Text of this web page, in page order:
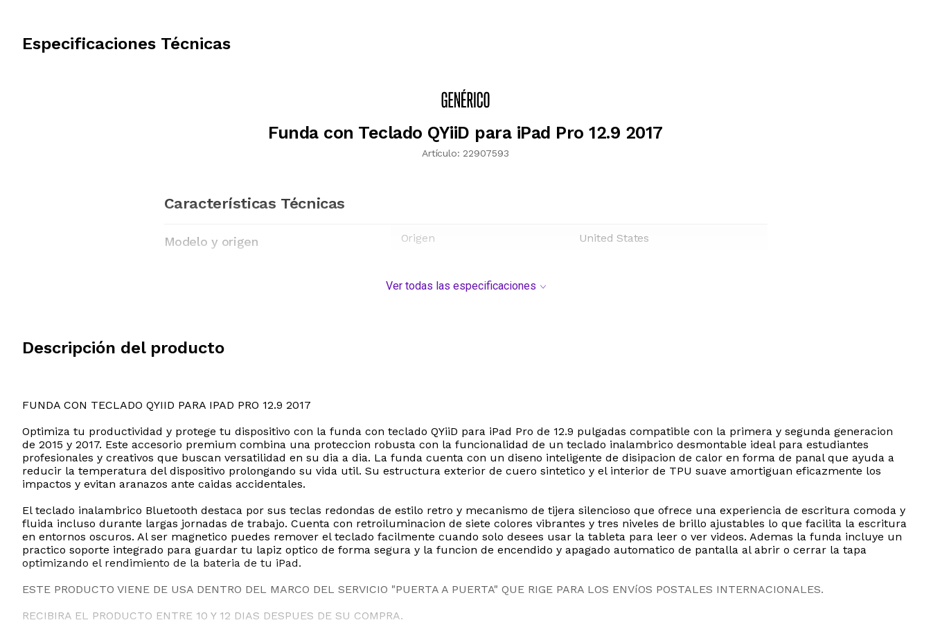
Especificaciones Técnicas
Funda con Teclado QYiiD para iPad Pro 12.9 2017
Artículo: 22907593
Características Técnicas
Modelo y origen Origen United States
Ver todas las especificaciones
Descripción del producto
FUNDA CON TECLADO QYIID PARA IPAD PRO 12.9 2017
Optimiza tu productividad y protege tu dispositivo con la funda con teclado QYiiD para iPad Pro de 12.9 pulgadas compatible con la primera y segunda generacion
de 2015 y 2017. Este accesorio premium combina una proteccion robusta con la funcionalidad de un teclado inalambrico desmontable ideal para estudiantes
profesionales y creativos que buscan versatilidad en su dia a dia. La funda cuenta con un diseno inteligente de disipacion de calor en forma de panal que ayuda a
reducir la temperatura del dispositivo prolongando su vida util. Su estructura exterior de cuero sintetico y el interior de TPU suave amortiguan eficazmente los
impactos y evitan aranazos ante caidas accidentales.
El teclado inalambrico Bluetooth destaca por sus teclas redondas de estilo retro y mecanismo de tijera silencioso que ofrece una experiencia de escritura comoda y
fluida incluso durante largas jornadas de trabajo. Cuenta con retroiluminacion de siete colores vibrantes y tres niveles de brillo ajustables lo que facilita la escritura
en entornos oscuros. Al ser magnetico puedes remover el teclado facilmente cuando solo desees usar la tableta para leer o ver videos. Ademas la funda incluye un
practico soporte integrado para guardar tu lapiz optico de forma segura y la funcion de encendido y apagado automatico de pantalla al abrir o cerrar la tapa
optimizando el rendimiento de la bateria de tu iPad.
ESTE PRODUCTO VIENE DE USA DENTRO DEL MARCO DEL SERVICIO "PUERTA A PUERTA" QUE RIGE PARA LOS ENVíOS POSTALES INTERNACIONALES.
RECIBIRA EL PRODUCTO ENTRE 10 Y 12 DIAS DESPUES DE SU COMPRA.